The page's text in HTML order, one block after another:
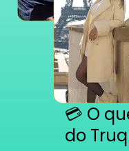
💳 O
do